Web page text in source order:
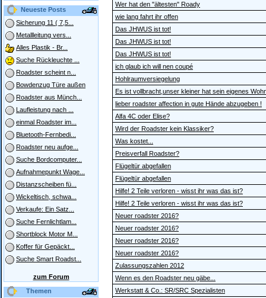
Neueste Posts
Sicherung 11 ( 7,5...
Metallleitung vers...
Alles Plastik - Br...
Suche Rückleuchte ...
Roadster scheint n...
Bowdenzug Türe außen
Roadster aus Münch...
Laufleistung nach ...
einmal Roadster im...
Bluetooth-Fernbedi...
Roadster neu aufge...
Suche Bordcomputer...
Aufnahmepunkt Wage...
Distanzscheiben fü...
Wickeltisch, schwa...
Verkaufe: Ein Satz...
Suche Fernlichtlam...
Shortblock Motor M...
Koffer für Gepäckt...
Suche Smart Roadst...
zum Forum
Themen
Wer hat den "ältesten" Roady
wie lang fahrt ihr offen
Das JHWUS ist tot!
Das JHWUS ist tot!
Das JHWUS ist tot!
ich glaub ich will nen coupé
Hohlraumversiegelung
Es ist vollbracht,unser kleiner hat sein eigenes
lieber roadster affection in gute Hände abzugeben !
Alfa 4C oder Elise?
Wird der Roadster kein Klassiker?
Was kostet...
Preisverfall Roadster?
Flügeltür abgefallen
Flügeltür abgefallen
Hilfe! 2 Teile verloren - wisst ihr was das ist?
Hilfe! 2 Teile verloren - wisst ihr was das ist?
Neuer roadster 2016?
Neuer roadster 2016?
Neuer roadster 2016?
Neuer roadster 2016?
Zulassungszahlen 2012
Wenn es den Roadster neu gäbe...
Werkstatt & Co.: SR/SRC Spezialisten